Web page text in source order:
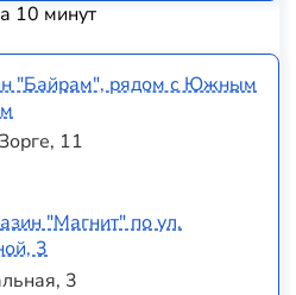
10 минут
"Байрам", рядом с Южным
11
"Магнит" по ул.
3
3